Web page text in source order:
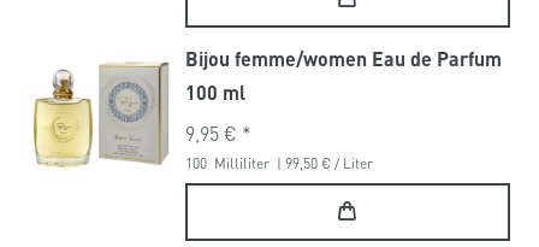
Bijou femme/women Eau de Parfum
100 ml
9,95 € *
100 Milliliter | 99,50 € / Liter